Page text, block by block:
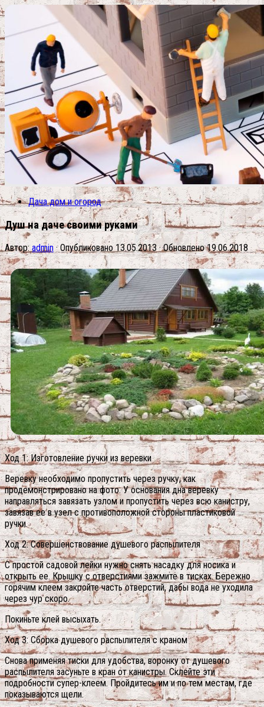
Дача дом и огород
Душ на даче своими руками
Автор:admin · Опубликовано13.05.2013· Обновлено19.06.2018
Ход 1: Изготовление ручки из веревки
Веревку необходимо пропустить через ручку, как
продемонстрировано на фото. У основания дна веревку
направляться завязать узлом и пропустить через всю канистру,
завязав ее в узел с противоположной стороны пластиковой
ручки.
Ход 2: Совершенствование душевого распылителя
С простой садовой лейки нужно снять насадку для носика и
открыть ее. Крышку с отверстиями зажмите в тисках. Бережно
горячим клеем закройте часть отверстий, дабы вода не уходила
через чур скоро.
Покиньте клей высыхать.
Ход 3: Сборка душевого распылителя с краном
Снова применяя тиски для удобства, воронку от душевого
распылителя засуньте в кран от канистры. Склейте эти
подробности супер-клеем. Пройдитесь им и по тем местам, где
показываются щели.